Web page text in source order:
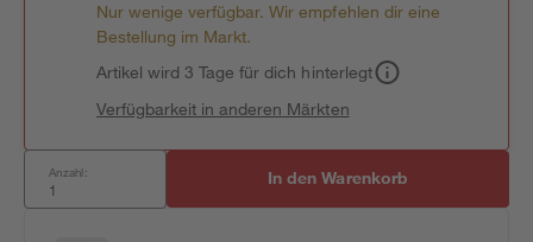
Nur wenige verfügbar. Wir empfehlen dir eine
Bestellung im Markt.
Artikel wird 3 Tage für dich hinterlegt
Verfügbarkeit in anderen Märkten
Anzahl: In den Warenkorb